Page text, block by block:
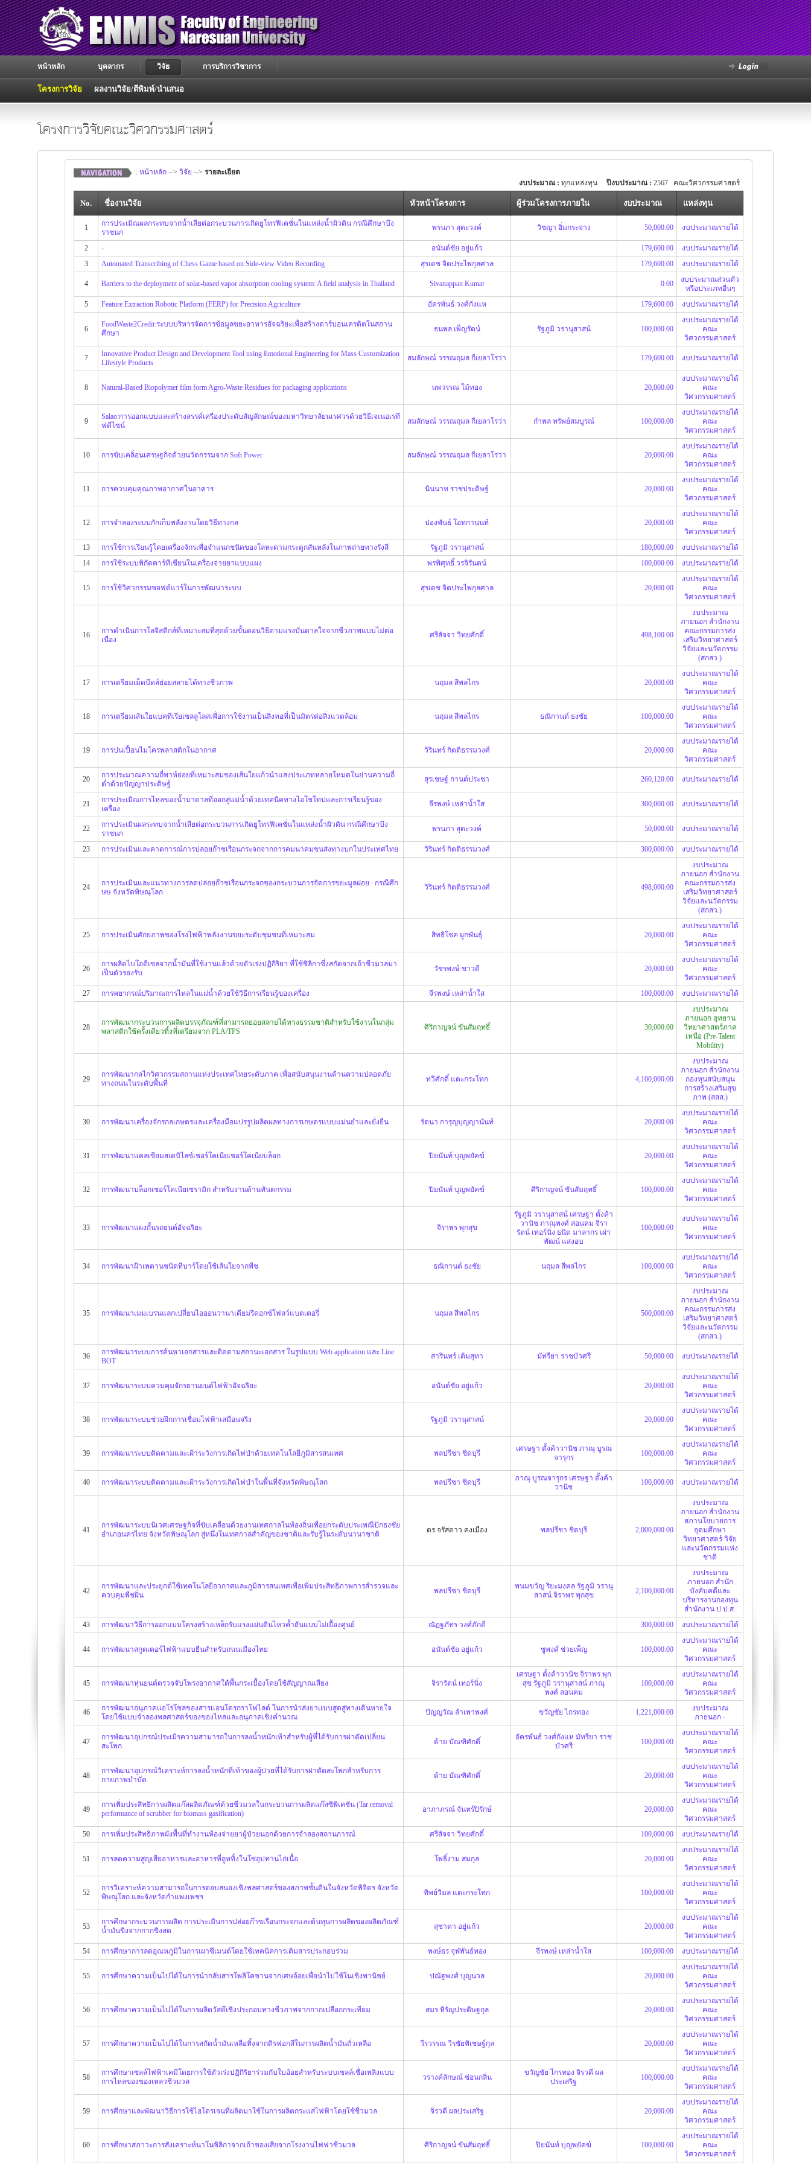
หน้าหลัก บุคลากร วิจัย
โครงการวิจัย ผลงานวิจัย/ตีพิมพ์/นำเสนอ
การบริการวิชาการ
โครงการวิจัยคณะวิศวกรรมศาสตร์
: หน้าหลัก --> วิจัย --> รายละเอียด
งบประมาณ : ทุกแหล่งทุนปีงบประมาณ : 2567 คณะวิศวกรรมศาสตร์
No. ชื่องานวิจัย หัวหน้าโครงการ ผู้ร่วมโครงการภายใน งบประมาณ แหล่งทุน
1
การประเมิณผลกระทบจากน้ำเสียต่อกระบวนการเกิดยูโทรฟิเคชั่นในแหล่งน้ำผิวดิน กรณีศึกษาบึง
ราชนก
พรนภา สุตะวงค์ วิชญา อิ่มกระจ่าง 50,000.00 งบประมาณรายได้
2 - อนันต์ชัย อยู่แก้ว 179,600.00
งบประมาณรายได้
3
Automated Transcribing of Chess Game based on Side-view Video Recording สุรเดช จิตประไพกุลศาล 179,600.00 งบประมาณรายได้
4 Barriers to the deployment of solar-based vapor absorption cooling system: A field analysis in Thailand Sivanappan Kumar 0.00
งบประมาณส่วนตัว
หรือประเภทอื่นๆ
5
Feature Extraction Robotic Platform (FERP) for Precision Agriculture อัครพันธ์ วงศ์กังแห 179,600.00 งบประมาณรายได้
6
FoodWaste2Credit:ระบบบริหารจัดการข้อมูลขยะอาหารอัจฉริยะเพื่อสร้างตาร์บอนเครดิตในสถาน
ศึกษา
ธนพล เพ็ญรัตน์ รัฐภูมิ วรานุสาสน์ 100,000.00
งบประมาณรายได้
คณะ
วิศวกรรมศาสตร์
7
Innovative Product Design and Development Tool using Emotional Engineering for Mass Customization
Lifestyle Products
สมลักษณ์ วรรณฤมล กีเยลาโรว่า 179,600.00 งบประมาณรายได้
8 Natural-Based Biopolymer film form Agro-Waste Residues for packaging applications นพวรรณ โม้ทอง 20,000.00
งบประมาณรายได้
คณะ
วิศวกรรมศาสตร์
9
Salao:การออกแบบและสร้างสรรค์เครื่องประดับสัญลักษณ์ของมหาวิทยาลัยนเรศวรด้วยวิธีเจเนอเรที
ฟดีไซน์
สมลักษณ์ วรรณฤมล กีเยลาโรว่า กำพล ทรัพย์สมบูรณ์ 100,000.00
งบประมาณรายได้
คณะ
วิศวกรรมศาสตร์
10 การขับเคลิ่อนเศรษฐกิจด้วยนวัตกรรมจาก Soft Power สมลักษณ์ วรรณฤมล กีเยลาโรว่า 20,000.00
งบประมาณรายได้
คณะ
วิศวกรรมศาสตร์
11 การควบคุมคุณภาพอากาศในอาคาร นินนาท ราชประดิษฐ์ 20,000.00
งบประมาณรายได้
คณะ
วิศวกรรมศาสตร์
12 การจำลองระบบกักเก็บพลังงานโดยวิธีทางกล ปองพันธ์ โอทกานนท์ 20,000.00
งบประมาณรายได้
คณะ
วิศวกรรมศาสตร์
13
การใช้การเรียนรู้โดยเครื่องจักรเพื่อจำแนกชนิดของโลหะดามกระดูกสันหลังในภาพถ่ายทางรังสี รัฐภูมิ วรานุสาสน์ 180,000.00
งบประมาณรายได้
14
การใช้ระบบพิกัดคาร์ทีเชียนในเครี่องจ่ายยาแบบแผง พรพิศุทธิ์ วรจิรันตน์ 100,000.00 งบประมาณรายได้
15 การใช้วิศวกรรมซอฟต์แวร์ในการพัฒนาระบบ สุรเดช จิตประไพกุลศาล 20,000.00
งบประมาณรายได้
คณะ
วิศวกรรมศาสตร์
16
การดำเนินการโลจิสติกส์ที่เหมาะสมที่สุดด้วยขั้นตอนวิธีตามแรงบันดาลใจจากชีวภาพแบบไม่ต่อ
เนื่อง
ศรีสัจจา วิทยศักดิ์ 498,100.00
งบประมาณ
ภายนอก สำนักงาน
คณะกรรมการส่ง
เสริมวิทยาศาสตร์
วิจัยและนวัตกรรม
(สกสว.)
17 การเตรียมเม็ดบีดส์ย่อยสลายได้ทางชีวภาพ นฤมล สีพลไกร 20,000.00
งบประมาณรายได้
คณะ
วิศวกรรมศาสตร์
18 การเตรียมเส้นใยแบคทีเรียเซลลูโลสเพื่อการใช้งานเป็นสิ่งทอที่เป็นมิตรต่อสิ่งแวดล้อม นฤมล สีพลไกร ธณิกานต์ ธงชัย 100,000.00
งบประมาณรายได้
คณะ
วิศวกรรมศาสตร์
19 การปนเปื้อนไมโครพลาสติกในอากาศ วิรินทร์ กิตติธรรมวงศ์ 20,000.00
งบประมาณรายได้
คณะ
วิศวกรรมศาสตร์
20
การประมาณความถี่พาห์ย่อยที่เหมาะสมของเส้นใยแก้วนำแสงประเภทหลายโหมดในย่านความถี่
ต่ำด้วยปัญญาประดิษฐ์
สุรเชษฐ์ กานต์ประชา 260,120.00 งบประมาณรายได้
21
การประเมิณการไหลของน้ำบาดาลที่ออกสู่แม่น้ำด้วยเทคนิคทางไอโซโทปและการเรียนรู้ของ
เครื่อง
จีรพงษ์ เหล่าน้ำใส 300,000.00 งบประมาณรายได้
22
การประเมินผลระทบจากน้ำเสียต่อกระบวนการเกิดยูโทรฟิเคชั่นในแหล่งน้ำผิวดิน กรณีศึกษาบึง
ราชนก
พรนภา สุตะวงค์ 50,000.00 งบประมาณรายได้
23 การประเมินและคาดการณ์การปล่อยก๊าซเรือนกระจกจากการคมนาคมขนส่งทางบกในประเทศไทย วิรินทร์ กิตติธรรมวงศ์ 300,000.00 งบประมาณรายได้
24
การประเมินและแนวทางการลดปล่อยก๊าซเรือนกระจกของกระบวนการจัดการขยะมูลฝอย : กรณีศึก
ษษ จังหวัดพิษณุโลก
วิรินทร์ กิตติธรรมวงศ์ 498,000.00
งบประมาณ
ภายนอก สำนักงาน
คณะกรรมการส่ง
เสริมวิทยาศาสตร์
วิจัยและนวัตกรรม
(สกสว.)
25 การประเมินศักยภาพของโรงไฟฟ้าพลังงานขยะระดับชุมชนที่เหมาะสม สิทธิโชค ผูกพันธุ์ 20,000.00
งบประมาณรายได้
คณะ
วิศวกรรมศาสตร์
26
การผลิตไบโอตีเซลจากน้ำมันที่ใช้งานแล้วด้วยตัวเร่งปฏิกิริยา ที่ใช้ซิลิกาซึ่งสกัดจากเถ้าชีวมวลมา
เป็นตัวรองรับ
วัชรพงษ์ ขาวดี 20,000.00
งบประมาณรายได้
คณะ
วิศวกรรมศาสตร์
27
การพยากรณ์ปริมาณการไหลในแม่น้ำด้วยใช้วิธีการเรียนรู้ของเครื่อง จีรพงษ์ เหล่าน้ำใส 100,000.00 งบประมาณรายได้
28
การพัฒนากระบวนการผลิตบรรจุภัณฑ์ที่สามารถย่อยสลายได้ทางธรรมชาติสำหรับใช้งานในกลุ่ม
พลาสติกใช้ครั้งเดียวทิ้งที่เตรียมจาก PLA/TPS
ศิริกาญจน์ ขันสัมฤทธิ์ 30,000.00
งบประมาณ
ภายนอก อุทยาน
วิทยาศาสตร์ภาค
เหนือ (Pre-Talent
Mobility)
29
การพัฒนากลไกวิศวกรรมสถานแห่งประเทศไทยระดับภาค เพื่อสนับสนุนงานด้านความปลอดภัย
ทางถนนในระดับพื้นที่
ทวีศักดิ์ แตะกระโทก 4,100,000.00
งบประมาณ
ภายนอก สำนักงาน
กองทุนสนับสนุน
การสร้างเสริมสุข
ภาพ (สสส.)
30 การพัฒนาเครื่องจักรกลเกษตรและเครื่องมือแปรรูปผลิตผลทางการเกษตรแบบแม่นยำและยั่งยืน รัตนา การุญบุญญานันท์ 20,000.00
งบประมาณรายได้
คณะ
วิศวกรรมศาสตร์
31 การพัฒนาแคลเซียมสเตบิไลซ์เชอร์โคเนียเชอร์โคเนียบล็อก ปิยนันท์ บุญพยัคฆ์ 20,000.00
งบประมาณรายได้
คณะ
วิศวกรรมศาสตร์
32 การพัฒนาบล็อกเซอร์โคเนียเซรามิก สำหรับงานด้านทันตกรรม ปิยนันท์ บุญพยัคฆ์ ศิริกาญจน์ ขันสัมฤทธิ์ 100,000.00
งบประมาณรายได้
คณะ
วิศวกรรมศาสตร์
33 การพัฒนาแผงกั้นรถยนต์อัจฉริยะ จิราพร พุกสุข
รัฐภูมิ วรานุสาสน์ เศรษฐา ตั้งค้า
วานิช ภาณุพงศ์ สอนคม จิรา
รัตน์ เทอร์นิ่ง ธนิต มาลากร เผ่า
พัฒน์ แสงอบ
100,000.00
งบประมาณรายได้
คณะ
วิศวกรรมศาสตร์
34 การพัฒนาฝ้าเพดานชนิดทีบาร์โดยใช้เส้นใยจากพืช ธณิกานต์ ธงชัย นฤมล สีพลไกร 100,000.00
งบประมาณรายได้
คณะ
วิศวกรรมศาสตร์
35 การพัฒนาเมมเบรนแลกเปลี่ยนไอออนวานาเดียมรีดอกซ์โฟลว์แบตเตอรี่ นฤมล สีพลไกร 500,000.00
งบประมาณ
ภายนอก สำนักงาน
คณะกรรมการส่ง
เสริมวิทยาศาสตร์
วิจัยและนวัตกรรม
(สกสว.)
36
การพัฒนาระบบการค้นหาเอกสารและติดตามสถานะเอกสาร ในรูปแบบ Web application และ Line
BOT
สารินทร์ เติมสุทา มัทรียา ราชบัวศรี 50,000.00 งบประมาณรายได้
37 การพัฒนาระบบควบคุมจักรยานยนต์ไฟฟ้าอัจฉริยะ อนันต์ชัย อยู่แก้ว 20,000.00
งบประมาณรายได้
คณะ
วิศวกรรมศาสตร์
38 การพัฒนาระบบช่วยฝึกการเชื่อมไฟฟ้าเสมือนจริง รัฐภูมิ วรานุสาสน์ 20,000.00
งบประมาณรายได้
คณะ
วิศวกรรมศาสตร์
39 การพัฒนาระบบติดตามและเฝ้าระวังการเกิดไฟป่าด้วยเทคโนโลยีภูมิสารสนเทศ พลปรีชา ชิดบุรี
เศรษฐา ตั้งค้าวานิช ภาณุ บูรณ
จารุกร
100,000.00
งบประมาณรายได้
คณะ
วิศวกรรมศาสตร์
40 การพัฒนาระบบติดตามและเฝ้าระวังการเกิดไฟป่าในพื้นที่จังหวัดพิษณุโลก พลปรีชา ชิดบุรี ภาณุ บูรณจารุกร เศรษฐา ตั้งค้า
วานิช
100,000.00 งบประมาณรายได้
41
การพัฒนาระบบนิเวศเศรษฐกิจที่ขับเคลื่อนด้วยงานเทศกาลในท้องถิ่นเพื่อยกระดับประเพณีปักธงชัย
อำเภอนครไทย จังหวัดพิษณุโลก สู่หนึ่งในเทศกาลสำคัญของชาติและรับรู้ในระดับนานาชาติ
ดร.จรัสดาว คงเมือง พลปรีชา ชิดบุรี 2,000,000.00
งบประมาณ
ภายนอก สำนักงาน
สภานโยบายการ
อุดมศึกษา
วิทยาศาสตร์ วิจัย
และนวัตกรรมแห่ง
ชาติ
42
การพัฒนาและประยุกต์ใช้เทคโนโลยีอวกาศและภูมิสารสนเทศเพื่อเพิ่มประสิทธิภาพการสำรวจและ
ควบคุมพืชฝิ่น
พลปรีชา ชิดบุรี
พนมขวัญ ริยะมงคล รัฐภูมิ วรานุ
สาสน์ จิราพร พุกสุข 2,100,000.00
งบประมาณ
ภายนอก สำนัก
บังคับคดีและ
บริหารงานกองทุน
สำนักงาน ป.ป.ส.
43
การพัฒนาวิธีการออกแบบโครงสร้างเหล็กรับแรงแผ่นดินไหวค้ำยันแบบไม่เยื้องศูนย์ ณัฏฐภัทร วงศ์ภักดี 300,000.00 งบประมาณรายได้
44 การพัฒนาสกูตเตอร์ไฟฟ้าแบบยืนสำหรับถนนเมืองไทย อนันต์ชัย อยู่แก้ว ชูพงศ์ ช่วยเพ็ญ 100,000.00
งบประมาณรายได้
คณะ
วิศวกรรมศาสตร์
45 การพัฒนาหุ่นยนต์ตรวจจับโพรงอากาศใต้พื้นกระเบื้องโดยใช้สัญญาณเสียง จิรารัตน์ เทอร์นิ่ง
เศรษฐา ตั้งค้าวานิช จิราพร พุก
สุข รัฐภูมิ วรานุสาสน์ ภาณุ
พงศ์ สอนคม
100,000.00
งบประมาณรายได้
คณะ
วิศวกรรมศาสตร์
46
การพัฒนาอนุภาคเเอโรโซลของสารเเอนโดรกราโฟไลด์ ในการนำส่งยาเเบบสูดสู่ทางเดินหายใจ
โดยใช้แบบจำลองพลศาสตร์ของของไหลและอนุภาคเชิงคำนวณ
ปัญญวัณ ลำเพาพงศ์ ขวัญชัย ไกรทอง 1,221,000.00
งบประมาณ
ภายนอก -
47
การพัฒนาอุปกรณ์ประเมิรความสามารถในการลงน้ำหนักเท้าสำหรับผู้ที่ได้รับการผ่าตัดเปลี่ยน
สะโพก
ต้าย บัณฑิศักดิ์
อัครพันธ์ วงศ์กังแห มัทรียา ราช
บัวศรี
100,000.00
งบประมาณรายได้
คณะ
วิศวกรรมศาสตร์
48
การพัฒนาอุปกรณ์วิเคราะห์การลงน้ำหนักที่เท้าของผู้ป่วยที่ได้รับการผ่าตัดสะโพกสำหรับการ
กายภาพบำบัด
ต้าย บัณฑิศักดิ์ 20,000.00
งบประมาณรายได้
คณะ
วิศวกรรมศาสตร์
49
การเพิ่มประสิทธิการผลิตแก๊สผลิตภัณฑ์ด้วยชีวมวลในกระบวนการผลิตแก๊สซิพิเคชั่น (Tar removal
performance of scrubber for biomass gasification)
อาภาภรณ์ จันทร์ปิรักษ์ 20,000.00
งบประมาณรายได้
คณะ
วิศวกรรมศาสตร์
50
การเพิ่มประสิทธิภาพผังพื้นที่ทำงานห้องจ่ายยาผู้ป่วยนอกด้วยการจำลองสถานการณ์ ศรีสัจจา วิทยศักดิ์ 100,000.00 งบประมาณรายได้
51 การลดความสูญเสียอาหารและอาหารที่ถูหทิ้งในโซ่อุปทานไก่เนื้อ โพธิ์งาม สมกุล 20,000.00
งบประมาณรายได้
คณะ
วิศวกรรมศาสตร์
52
การวิเคราะห์ความสามารถในการตอบสนองเชิงพลศาสตร์ของสภาพชั้นดินในจังหวัดพิจิตร จังหวัด
พิษณุโลก และจังหวัดกำแพงเพชร
ทิพย์วิมล แตะกระโทก 100,000.00
งบประมาณรายได้
คณะ
วิศวกรรมศาสตร์
53
การศึกษากระบวนการผลิต การประเมินการปล่อยก๊าซเรือนกระจกและต้นทุนการผลิตของผลิตภัณฑ์
น้ำมันขิงจากกากขิงสด
สุชาดา อยู่แก้ว 20,000.00
งบประมาณรายได้
คณะ
วิศวกรรมศาสตร์
54
การศึกษาการลดอุณหภูมิในการเผาซีเมนต์โดยใช้เทคนิคการเติมสารประกอบร่วม พงษ์ธร จุฬพันธ์ทอง จีรพงษ์ เหล่าน้ำใส 100,000.00 งบประมาณรายได้
55 การศึกษาความเป็นไปได้ในการนำกลับสารโพลิโคซานจากเศษอ้อยเพื่อนำไปใช้ในเชิงพานิชย์ ปณัฐพงศ์ บุญนวล 20,000.00
งบประมาณรายได้
คณะ
วิศวกรรมศาสตร์
56 การศึกษาความเป็นไปได้ในการผลิตวัสดึเชิงประกอบทางชีวภาพจากกากเปลือกกระเทียม สมร หิรัญประดิษฐกุล 20,000.00
งบประมาณรายได้
คณะ
วิศวกรรมศาสตร์
57 การศึกษาความเป็นไปได้ในการสกัดน้ำมันเหลือทิ้งจากดิรฟอกสีในการผลิตน้ำมันถั่วเหลือ วีรวรรณ วีรชัยพิเชษฐ์กุล 20,000.00
งบประมาณรายได้
คณะ
วิศวกรรมศาสตร์
58
การศึกษาเซลล์ไฟฟ้าเคมีโดยการใช้ตัวเร่งปฏิกิริยาร่วมกับใบอ้อยสำหรับระบบเซลล์เชื่อเพลิงแบบ
การไหลของของเหลวชีวมวล
วรางค์ลักษณ์ ซ่อนกลิ่น
ขวัญชัย ไกรทอง จิรวดี ผล
ประเสริฐ
100,000.00
งบประมาณรายได้
คณะ
วิศวกรรมศาสตร์
59 การศึกษาและพัฒนาวิธีการใช้ไฮโดรเจนที่ผลิตมาใช้ในการผลิตกระแสไฟฟ้าโดยใช้ชีวมวล จิรวดี ผลประเสริฐ 20,000.00
งบประมาณรายได้
คณะ
วิศวกรรมศาสตร์
60 การศึกษาสภาวะการสังเคราะห์นาโนซิลิกาจากเถ้าของเสียจากโรงงานไฟฟาชีวมวล ศิริกาญจน์ ขันสัมฤทธิ์ ปิยนันท์ บุญพยัคฆ์ 100,000.00
งบประมาณรายได้
คณะ
วิศวกรรมศาสตร์